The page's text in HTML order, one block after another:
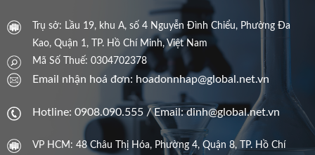
Trụ sở: Lầu 19, khu A, số 4 Nguyễn Đình Chiểu, Phường Đa
Kao, Quận 1, TP. Hồ Chí Minh, Việt Nam
Mã Số Thuế: 0304702378
Email nhận hoá đơn: hoadonnhap@global.net.vn
Hotline: 0908.090.555 / Email: dinh@global.net.vn
VP HCM: 48 Châu Thị Hóa, Phường 4, Quận 8, TP. Hồ Chí